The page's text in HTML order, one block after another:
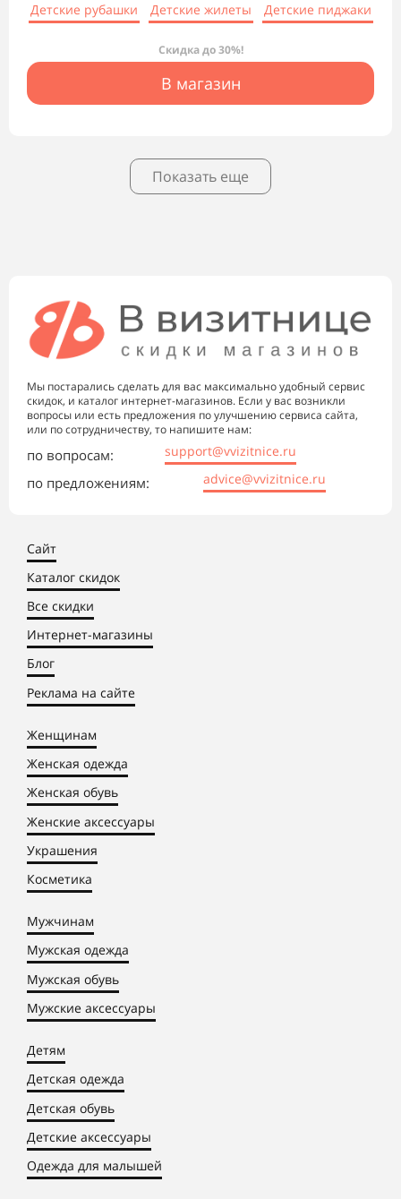
Детские рубашки
Детские жилеты Детские пиджаки
Скидка до 30%!
В магазин
Показать еще
Мы постарались сделать для вас максимально удобный сервис
скидок, и каталог интернет-магазинов. Если у вас возникли
вопросы или есть предложения по улучшению сервиса сайта,
или по сотрудничеству, то напишите нам:
по вопросам: support@vvizitnice.ru
по предложениям: advice@vvizitnice.ru
Сайт
Каталог скидок
Все скидки
Интернет-магазины
Блог
Реклама на сайте
Женщинам
Женская одежда
Женская обувь
Женские аксессуары
Украшения
Косметика
Мужчинам
Мужская одежда
Мужская обувь
Мужские аксессуары
Детям
Детская одежда
Детская обувь
Детские аксессуары
Одежда для малышей